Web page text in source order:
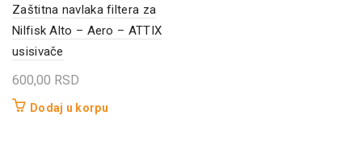
Zaštitna navlaka filtera za
Nilfisk Alto – Aero – ATTIX
usisivače
600,00 RSD
Dodaj u korpu